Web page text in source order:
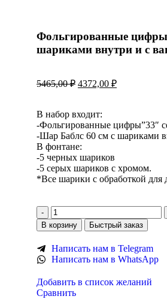
Фольгированные
шариками внутри и с
5465,00₽ 4372,00 ₽
В набор входит:
-Фольгированные цифры”33″
-Шар Баблс 60 см с шариками
В фонтане:
-5 черных шариков
-5 серых шариков с хромом.
*Все шарики с обработкой для
В корзину Быстрый заказ
Написать нам в Telegram
Написать нам в WhatsApp
Добавить в список желаний
Сравнить